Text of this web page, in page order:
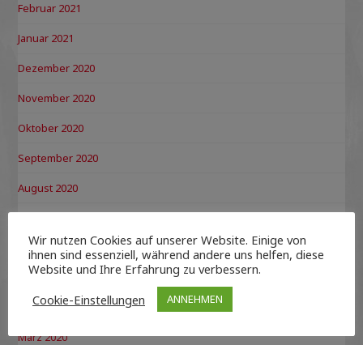
Februar 2021
Januar 2021
Dezember 2020
November 2020
Oktober 2020
September 2020
August 2020
Juni 2020
Mai 2020
April 2020
März 2020
Wir nutzen Cookies auf unserer Website. Einige von
ihnen sind essenziell, während andere uns helfen, diese
Website und Ihre Erfahrung zu verbessern.
Cookie-Einstellungen
ANNEHMEN